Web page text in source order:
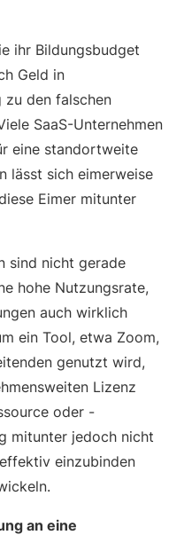
ihr Bildungsbudget
Geld in
zu den falschen
SaaS-Unternehmen
eine standortweite
lässt sich eimerweise
Eimer mitunter
sind nicht gerade
hohe Nutzungsrate,
auch wirklich
ein Tool, etwa Zoom,
genutzt wird,
Lizenz
oder -
mitunter jedoch nicht
einzubinden
an eine